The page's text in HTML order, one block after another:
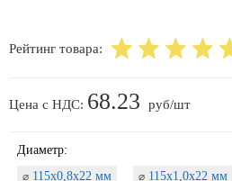
Рейтинг товара:
Цена с НДС: 68.23 руб/шт
Диаметр:
⌀ 115х0,8х22 мм ⌀ 115х1,0х22 мм